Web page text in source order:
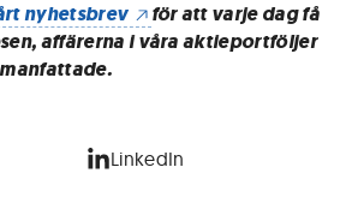
nyhetsbrev
för att varje dag få
affärerna i våra aktieportföljer
LinkedIn